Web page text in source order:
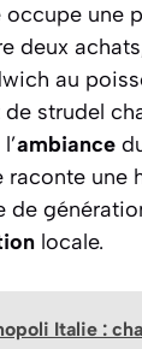
occupe une
deux
au
strudel
ambiance
raconte une
de
locale.
Italie :